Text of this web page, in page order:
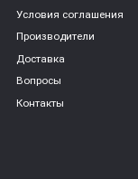
Условия соглашения
Производители
Доставка
Вопросы
Контакты